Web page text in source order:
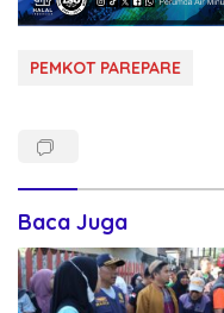
PEMKOT PAREPARE
Baca Juga